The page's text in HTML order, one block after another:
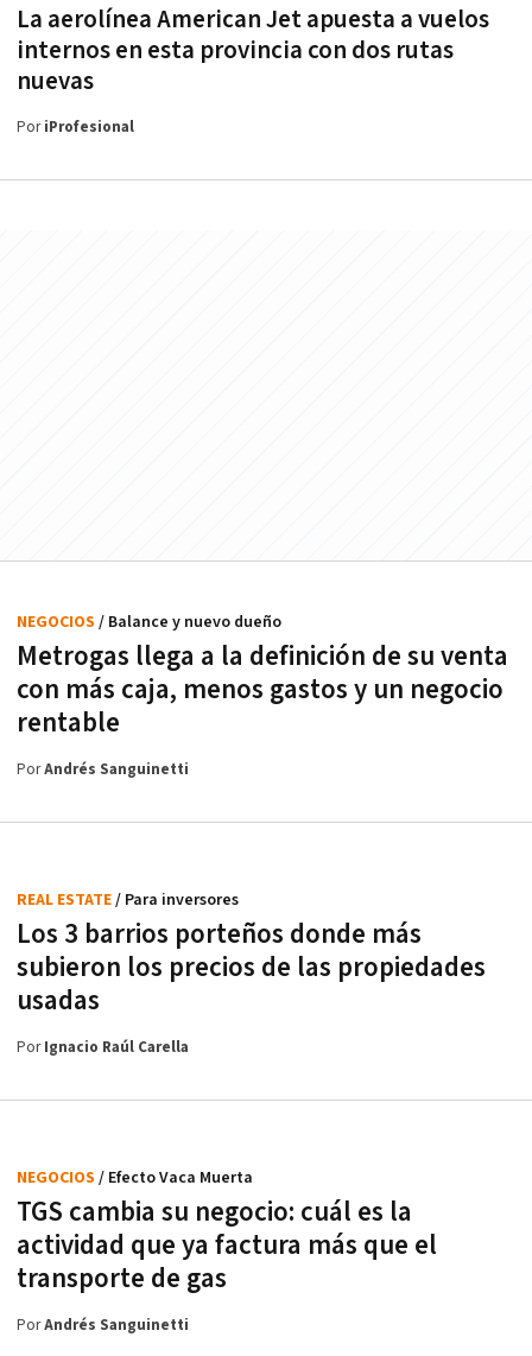
La aerolínea American Jet apuesta a vuelos
internos en esta provincia con dos rutas
nuevas
PoriProfesional
Metrogas llega a la definición de su venta
con más caja, menos gastos y un negocio
rentable
NEGOCIOS / Balance y nuevo dueño
PorAndrés Sanguinetti
Los 3 barrios porteños donde más
subieron los precios de las propiedades
usadas
REAL ESTATE/ Para inversores
PorIgnacio Raúl Carella
TGS cambia su negocio: cuál es la
actividad que ya factura más que el
transporte de gas
NEGOCIOS / Efecto Vaca Muerta
PorAndrés Sanguinetti